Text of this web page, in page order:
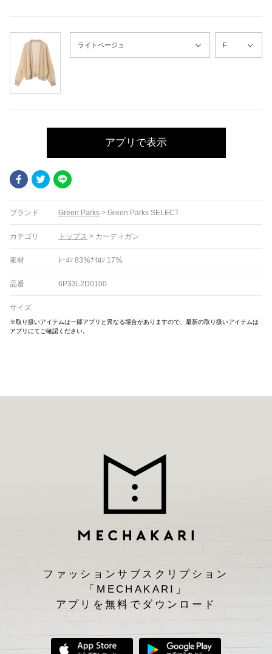
アプリで表示
FacebookTwitter
ブランド Green Parks > Green Parks SELECT
カテゴリ トップス > カーディガン
素材 ﾚｰﾖﾝ 83％ﾅｲﾛﾝ 17％
品番 6P33L2D0100
サイズ
※取り扱いアイテムは一部アプリと異なる場合がありますので、最新の取り扱いアイテムは
アプリにてご確認ください。
ファッションサブスクリプション
「MECHAKARI」
アプリを無料でダウンロード
App Storeからダウンロード